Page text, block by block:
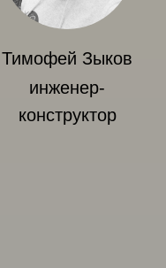
Тимофей Зыков
инженер-
конструктор